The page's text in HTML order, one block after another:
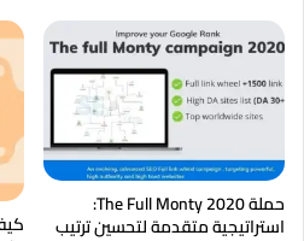
حملة The Full Monty 2020:
استراتيجية متقدمة لتحسين ترتيب